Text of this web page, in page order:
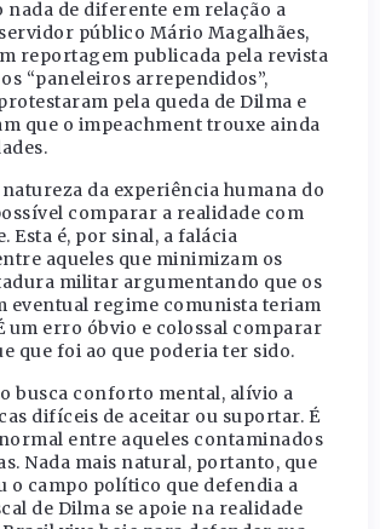
nada de diferente em relação a
público Mário Magalhães,
reportagem publicada pela revista
“paneleiros arrependidos”,
pela queda de Dilma e
que o impeachment trouxe ainda
da experiência humana do
comparar a realidade com
Esta é, por sinal, a falácia
aqueles que minimizam os
militar argumentando que os
eventual regime comunista teriam
um erro óbvio e colossal comparar
que foi ao que poderia ter sido.
busca conforto mental, alívio a
difíceis de aceitar ou suportar. É
entre aqueles contaminados
Nada mais natural, portanto, que
o campo político que defendia a
de Dilma se apoie na realidade